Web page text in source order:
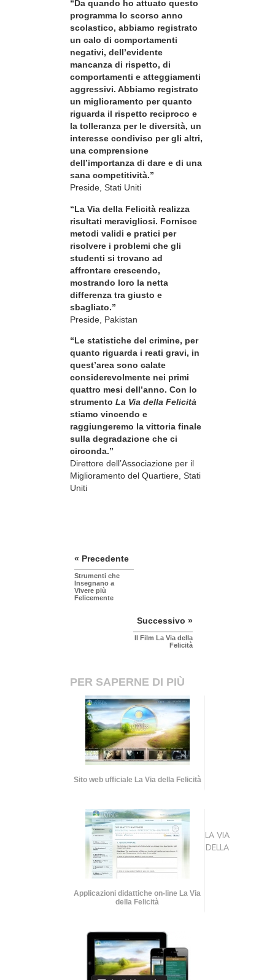
“Da quando ho attuato questo
programma lo scorso anno
scolastico, abbiamo registrato
un calo di comportamenti
negativi, dell’evidente
mancanza di rispetto, di
comportamenti e atteggiamenti
aggressivi. Abbiamo registrato
un miglioramento per quanto
riguarda il rispetto reciproco e
la tolleranza per le diversità, un
interesse condiviso per gli altri,
una comprensione
dell’importanza di dare e di una
sana competitività.”
Preside, Stati Uniti
“La Via della Felicità realizza
risultati meravigliosi. Fornisce
metodi validi e pratici per
risolvere i problemi che gli
studenti si trovano ad
affrontare crescendo,
mostrando loro la netta
differenza tra giusto e
sbagliato.”
Preside, Pakistan
“Le statistiche del crimine, per
quanto riguarda i reati gravi, in
quest’area sono calate
considerevolmente nei primi
quattro mesi dell’anno. Con lo
strumento La Via della Felicità
stiamo vincendo e
raggiungeremo la vittoria finale
sulla degradazione che ci
circonda.”
Direttore dell’Associazione per il
Miglioramento del Quartiere, Stati
Uniti
« Precedente
Strumenti che
Insegnano a
Vivere più
Felicemente
Successivo »
Il Film La Via della
Felicità
PER SAPERNE DI PIÙ
Sito web ufficiale La Via della Felicità
Applicazioni didattiche on-line La Via
della Felicità
LA VIA
DELLA